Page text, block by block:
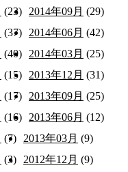
(23) 2014年09月 (29)
(37) 2014年06月 (42)
(40) 2014年03月 (25)
(15) 2013年12月 (31)
(17) 2013年09月 (25)
(16) 2013年06月 (12)
(7) 2013年03月 (9)
(3) 2012年12月 (9)